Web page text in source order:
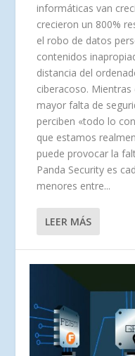
informáticas van
crecieron un 800%
el robo de datos
contenidos
distancia del
ciberacoso. Mientras
mayor falta de
perciben «todo lo
que estamos
puede provocar la
Panda Security es
menores entre...
LEER MÁS